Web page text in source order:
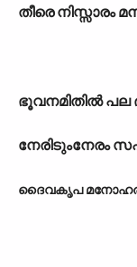
തീരെ നിസ്സാരം
ഭൂവനമിതിൽ
നേരിടുംനേരം
ദൈവകൃപ